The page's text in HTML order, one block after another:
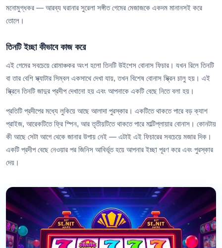
মনোমুগ্ধকর — আরব্য ঘরানার সুরেলা সঙ্গীত গেমের মেজাজকে একদম মানানসই করে
তোলে।
তিনটি ইচ্ছা কীভাবে কাজ করে
এই গেমের সবচেয়ে রোমাঞ্চকর অংশ হলো তিনটি উইশেস বোনাস ফিচার। যখন রিলে তিনটি
বা তার বেশি স্ক্যাটার সিম্বল একসাথে দেখা যায়, তখন বিশেষ বোনাস স্ক্রিন চালু হয়। এই
স্ক্রিনে তিনটি জাদুর প্রদীপ দেখানো হয় এবং আপনাকে একটি বেছে নিতে বলা হয়।
প্রতিটি প্রদীপের মধ্যে লুকিয়ে আছে আলাদা পুরস্কার। একটিতে থাকতে পারে বড় ক্যাশ
প্রাইজ, আরেকটিতে ফ্রি স্পিন, আর তৃতীয়টিতে থাকতে পারে মাল্টিপ্লায়ার বোনাস। কোনটায়
কী আছে সেটা আগে থেকে জানার উপায় নেই — এটাই এই ফিচারের সবচেয়ে মজার দিক।
একটি প্রদীপ বেছে নেওয়ার পর জিনিস আবির্ভূত হয়ে আপনার ইচ্ছা পূরণ করে এবং পুরস্কার
দেয়।